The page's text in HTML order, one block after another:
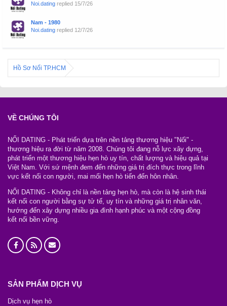
Noi.dating replied 15/7/26
Nam - 1980
Noi.dating replied 12/7/26
Hồ Sơ Nối TP.HCM
VỀ CHÚNG TÔI
NỐI DATING - Phát triển dựa trên nền tảng thương hiệu "Nối" -
thương hiệu ra đời từ năm 2008. Chúng tôi đang nỗ lực xây dựng,
phát triển một thương hiệu hẹn hò uy tín, chất lượng và hiệu quả tại
Việt Nam. Với sứ mệnh đem đến những giá trị đích thực trong lĩnh
vực kết nối con người, mai mối hẹn hò tiến đến hôn nhân.
NỐI DATING - Không chỉ là nền tảng hẹn hò, mà còn là hệ sinh thái
kết nối con người bằng sự tử tế, uy tín và những giá trị nhân văn,
hướng đến xây dựng nhiều gia đình hạnh phúc và một cộng đồng
kết nối bền vững.
SẢN PHẨM DỊCH VỤ
Dịch vụ hẹn hò